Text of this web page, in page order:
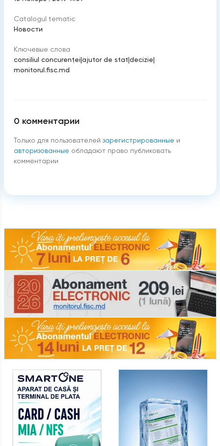
Catalogul tematic
Новости
Ключевые слова
consiliul concurenței|ajutor de stat|decizie|
monitorul.fisc.md
0 комментарии
Только для пользователей зарегистрированные и
авторизованные обладают право публиковать
комментарии